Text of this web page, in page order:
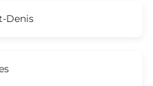
Denis